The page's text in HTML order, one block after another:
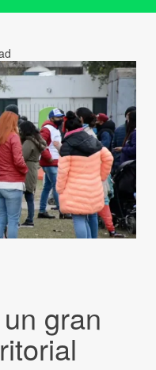
gran